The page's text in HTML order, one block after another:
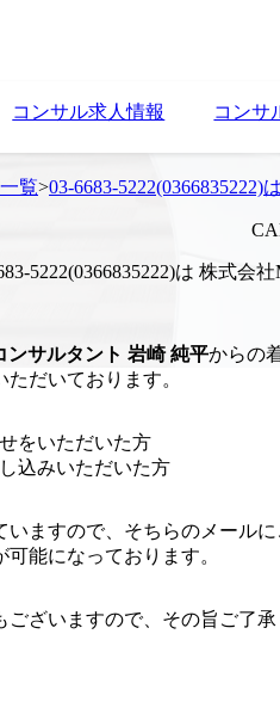
コンサル求人情報 コンサ
覧>03-6683-
5222(0366835222)は 株式会
ンサルタント 岩崎 純平からの
だいております。
をいただいた方
込みいただいた方
ますので、そちらのメール
能になっております。
ざいますので、その旨ご了承